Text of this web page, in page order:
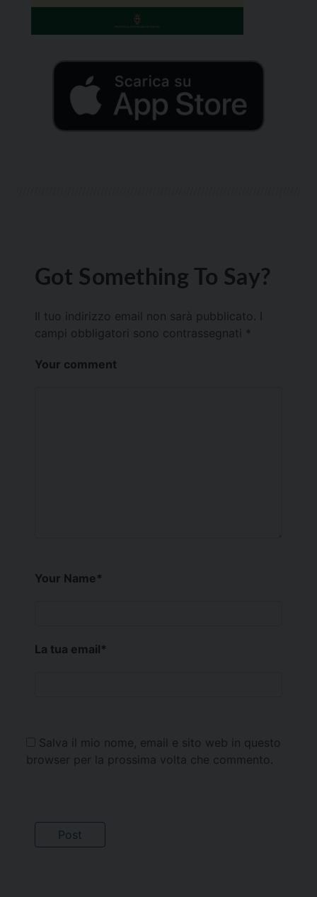
Got Something To Say?
Il tuo indirizzo email non sarà pubblicato.
campi obbligatori sono contrassegnati *
Your comment
Your Name*
La tua email*
Salva il mio nome, email e sito web in questo
browser per la prossima volta che commento.